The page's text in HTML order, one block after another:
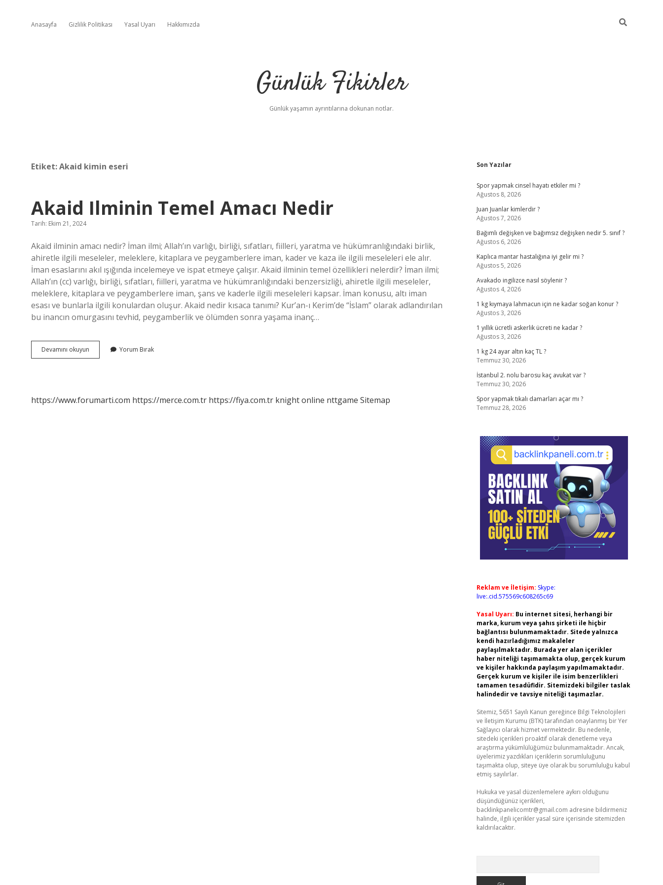
Anasayfa Gizlilik Politikası Yasal Uyarı Hakkımızda
Günlük Fikirler
Günlük yaşamın ayrıntılarına dokunan notlar.
Etiket:Akaid kimin eseri
Akaid Ilminin Temel Amacı Nedir
Tarih: Ekim 21, 2024
Akaid ilminin amacı nedir? İman ilmi; Allah’ın varlığı, birliği, sıfatları, fiilleri, yaratma ve hükümranlığındaki birlik,
ahiretle ilgili meseleler, meleklere, kitaplara ve peygamberlere iman, kader ve kaza ile ilgili meseleleri ele alır.
İman esaslarını akıl ışığında incelemeye ve ispat etmeye çalışır. Akaid ilminin temel özellikleri nelerdir? İman ilmi;
Allah’ın (cc) varlığı, birliği, sıfatları, fiilleri, yaratma ve hükümranlığındaki benzersizliği, ahiretle ilgili meseleler,
meleklere, kitaplara ve peygamberlere iman, şans ve kaderle ilgili meseleleri kapsar. İman konusu, altı iman
esası ve bunlarla ilgili konulardan oluşur. Akaid nedir kısaca tanımı? Kur’an-ı Kerim’de “İslam” olarak adlandırılan
bu inancın omurgasını tevhid, peygamberlik ve ölümden sonra yaşama inanç…
Devamını okuyun
Ilminin
Yorum Bırak
https://www.forumarti.com https://merce.com.tr https://fiya.com.tr knight online nttgame Sitemap
Sidebar
Son Yazılar
Spor yapmak cinsel hayatı etkiler mi ?
Ağustos 8, 2026
Juan Juanlar kimlerdir ?
Ağustos 7, 2026
Bağımlı değişken ve bağımsız değişken nedir 5. sınıf ?
Ağustos 6, 2026
Kaplıca mantar hastalığına iyi gelir mi ?
Ağustos 5, 2026
Avakado ingilizce nasıl söylenir ?
Ağustos 4, 2026
1 kg kıymaya lahmacun için ne kadar soğan konur ?
Ağustos 3, 2026
1 yıllık ücretli askerlik ücreti ne kadar ?
Ağustos 3, 2026
1 kg 24 ayar altın kaç TL ?
Temmuz 30, 2026
İstanbul 2. nolu barosu kaç avukat var ?
Temmuz 30, 2026
Spor yapmak tıkalı damarları açar mı ?
Temmuz 28, 2026
Reklam ve İletişim: Skype:
live:.cid.575569c608265c69
Yasal Uyarı: Bu internet sitesi, herhangi bir
marka, kurum veya şahıs şirketi ile hiçbir
bağlantısı bulunmamaktadır. Sitede yalnızca
kendi hazırladığımız makaleler
paylaşılmaktadır. Burada yer alan içerikler
haber niteliği taşımamakta olup, gerçek kurum
ve kişiler hakkında paylaşım yapılmamaktadır.
Gerçek kurum ve kişiler ile isim benzerlikleri
tamamen tesadüfidir. Sitemizdeki bilgiler taslak
halindedir ve tavsiye niteliği taşımazlar.
Sitemiz, 5651 Sayılı Kanun gereğince Bilgi Teknolojileri
ve İletişim Kurumu (BTK) tarafından onaylanmış bir Yer
Sağlayıcı olarak hizmet vermektedir. Bu nedenle,
sitedeki içerikleri proaktif olarak denetleme veya
araştırma yükümlülüğümüz bulunmamaktadır. Ancak,
üyelerimiz yazdıkları içeriklerin sorumluluğunu
taşımakta olup, siteye üye olarak bu sorumluluğu kabul
etmiş sayılırlar.
Hukuka ve yasal düzenlemelere aykırı olduğunu
düşündüğünüz içerikleri,
backlinkpanelicomtr@gmail.com adresine bildirmeniz
halinde, ilgili içerikler yasal süre içerisinde sitemizden
kaldırılacaktır.